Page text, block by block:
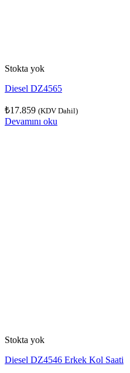
Stokta yok
Diesel DZ4565
₺17.859 (KDV Dahil)
Devamını oku
Stokta yok
Diesel DZ4546 Erkek Kol Saati